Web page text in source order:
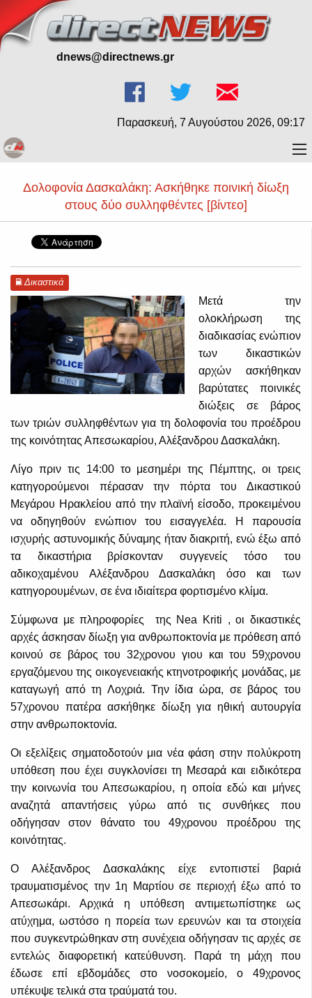
dnews@directnews.gr
Παρασκευή, 7 Αυγούστου 2026, 09:17
Δολοφονία Δασκαλάκη: Ασκήθηκε ποινική δίωξη
στους δύο συλληφθέντες [βίντεο]
Δικαστικά
Μετά την
ολοκλήρωση της
διαδικασίας ενώπιον
των δικαστικών
αρχών ασκήθηκαν
βαρύτατες ποινικές
διώξεις σε βάρος
των τριών συλληφθέντων για τη δολοφονία του προέδρου
της κοινότητας Απεσωκαρίου, Αλέξανδρου Δασκαλάκη.
Λίγο πριν τις 14:00 το μεσημέρι της Πέμπτης, οι τρεις
κατηγορούμενοι πέρασαν την πόρτα του Δικαστικού
Μεγάρου Ηρακλείου από την πλαϊνή είσοδο, προκειμένου
να οδηγηθούν ενώπιον του εισαγγελέα. Η παρουσία
ισχυρής αστυνομικής δύναμης ήταν διακριτή, ενώ έξω από
τα δικαστήρια βρίσκονταν συγγενείς τόσο του
αδικοχαμένου Αλέξανδρου Δασκαλάκη όσο και των
κατηγορουμένων, σε ένα ιδιαίτερα φορτισμένο κλίμα.
Σύμφωνα με πληροφορίες της Nea Kriti , οι δικαστικές
αρχές άσκησαν δίωξη για ανθρωποκτονία με πρόθεση από
κοινού σε βάρος του 32χρονου γιου και του 59χρονου
εργαζόμενου της οικογενειακής κτηνοτροφικής μονάδας, με
καταγωγή από τη Λοχριά. Την ίδια ώρα, σε βάρος του
57χρονου πατέρα ασκήθηκε δίωξη για ηθική αυτουργία
στην ανθρωποκτονία.
Οι εξελίξεις σηματοδοτούν μια νέα φάση στην πολύκροτη
υπόθεση που έχει συγκλονίσει τη Μεσαρά και ειδικότερα
την κοινωνία του Απεσωκαρίου, η οποία εδώ και μήνες
αναζητά απαντήσεις γύρω από τις συνθήκες που
οδήγησαν στον θάνατο του 49χρονου προέδρου της
κοινότητας.
Ο Αλέξανδρος Δασκαλάκης είχε εντοπιστεί βαριά
τραυματισμένος την 1η Μαρτίου σε περιοχή έξω από το
Απεσωκάρι. Αρχικά η υπόθεση αντιμετωπίστηκε ως
ατύχημα, ωστόσο η πορεία των ερευνών και τα στοιχεία
που συγκεντρώθηκαν στη συνέχεια οδήγησαν τις αρχές σε
εντελώς διαφορετική κατεύθυνση. Παρά τη μάχη που
έδωσε επί εβδομάδες στο νοσοκομείο, ο 49χρονος
υπέκυψε τελικά στα τραύματά του.